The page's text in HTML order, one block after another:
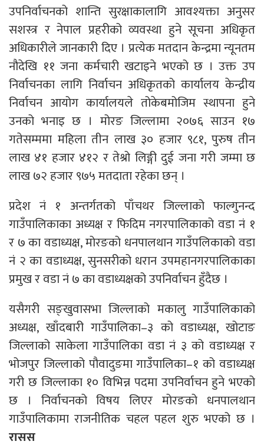
उपनिर्वाचनको शान्ति सुरक्षाकालागि आवश्यक्ता अनुसर
सशस्त्र र नेपाल प्रहरीको व्यवस्था हुने सूचना अधिकृत
अधिकारीले जानकारी दिए । प्रत्येक मतदान केन्द्रमा न्यूनतम
नौदेखि ११ जना कर्मचारी खटाइने भएको छ । उक्त उप
निर्वाचनका लागि निर्वाचन अधिकृतको कार्यालय केन्द्रीय
निर्वाचन आयोग कार्यालयले तोकेबमोजिम स्थापना हुने
उनको भनाइ छ । मोरङ जिल्लामा २०७६ साउन १७
गतेसम्ममा महिला तीन लाख ३० हजार ९८१, पुरुष तीन
लाख ४१ हजार ४१२ र तेश्रो लिङ्गी दुई जना गरी जम्मा छ
लाख ७२ हजार ९७५ मतदाता रहेका छन् ।
प्रदेश नं १ अन्तर्गतको पाँचथर जिल्लाको फाल्गुनन्द
गाउँपालिकाका अध्यक्ष र फिदिम नगरपालिकाको वडा नं १
र ७ का वडाध्यक्ष, मोरङको धनपालथान गाउँपलिकाको वडा
नं २ का वडाध्यक्ष, सुनसरीको धरान उपमहानगरपालिकाका
प्रमुख र वडा नं ७ का वडाध्यक्षको उपनिर्वाचन हुँदैछ ।
यसैगरी सङ्खुवासभा जिल्लाको मकालु गाउँपालिकाको
अध्यक्ष, खाँदबारी गाउँपालिका–३ को वडाध्यक्ष, खोटाङ
जिल्लाको साकेला गाउँपालिका वडा नं ३ को वडाध्यक्ष र
भोजपुर जिल्लाको पौवादुङमा गाउँपालिका–१ को वडाध्यक्ष
गरी छ जिल्लाका १० विभिन्न पदमा उपनिर्वाचन हुने भएको
छ । निर्वाचनको विषय लिएर मोरङको धनपालथान
गाउँपालिकामा राजनीतिक चहल पहल शुरु भएको छ ।
रासस